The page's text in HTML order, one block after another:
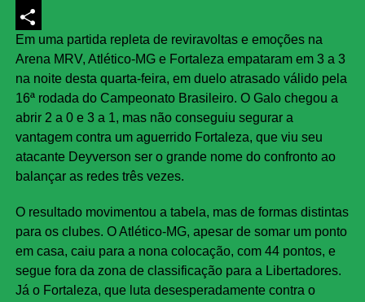
LinkedIn
Share
Em uma partida repleta de reviravoltas e emoções na
Arena MRV, Atlético-MG e Fortaleza empataram em 3 a 3
na noite desta quarta-feira, em duelo atrasado válido pela
16ª rodada do Campeonato Brasileiro. O Galo chegou a
abrir 2 a 0 e 3 a 1, mas não conseguiu segurar a
vantagem contra um aguerrido Fortaleza, que viu seu
atacante Deyverson ser o grande nome do confronto ao
balançar as redes três vezes.
O resultado movimentou a tabela, mas de formas distintas
para os clubes. O Atlético-MG, apesar de somar um ponto
em casa, caiu para a nona colocação, com 44 pontos, e
segue fora da zona de classificação para a Libertadores.
Já o Fortaleza, que luta desesperadamente contra o